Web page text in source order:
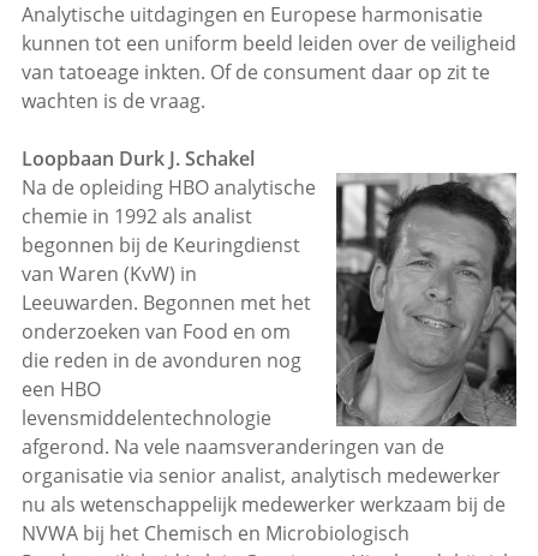
Analytische uitdagingen en Europese harmonisatie
kunnen tot een uniform beeld leiden over de veiligheid
van tatoeage inkten. Of de consument daar op zit te
wachten is de vraag.
Loopbaan Durk J. Schakel
Na de opleiding HBO analytische
chemie in 1992 als analist
begonnen bij de Keuringdienst
van Waren (KvW) in
Leeuwarden. Begonnen met het
onderzoeken van Food en om
die reden in de avonduren nog
een HBO
levensmiddelentechnologie
afgerond. Na vele naamsveranderingen van de
organisatie via senior analist, analytisch medewerker
nu als wetenschappelijk medewerker werkzaam bij de
NVWA bij het Chemisch en Microbiologisch